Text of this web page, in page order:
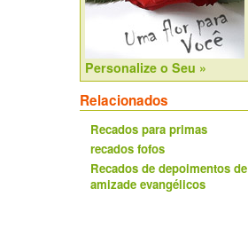
Personalize o Seu »
Relacionados
Recados para primas
recados fofos
Recados de depoimentos de
amizade evangélicos